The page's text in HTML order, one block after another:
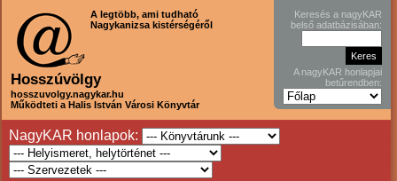
A legtöbb, ami tudható
Nagykanizsa kistérségéről
Hosszúvölgy
hosszuvolgy.nagykar.hu
Működteti a Halis István Városi Könyvtár
Keresés a nagyKAR
belső adatbázisában:
A nagyKAR honlapjai
betűrendben:
NagyKAR honlapok: